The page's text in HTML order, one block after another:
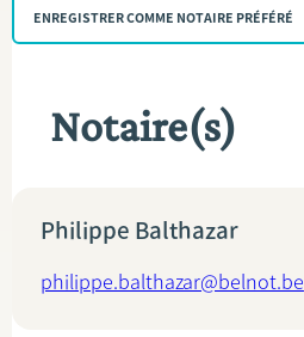
Calculateurs
ENREGISTRER COMME NOTAIRE PRÉFÉRÉ
Notaire(s)
Philippe Balthazar
philippe.balthazar@belnot.be